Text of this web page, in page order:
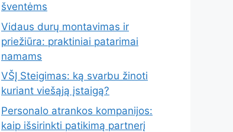
šventėms
Vidaus durų montavimas ir
priežiūra: praktiniai patarimai
namams
VŠĮ Steigimas: ką svarbu žinoti
kuriant viešąją įstaigą?
Personalo atrankos kompanijos:
kaip išsirinkti patikimą partnerį